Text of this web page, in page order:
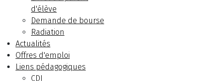
d'élève
Demande de bourse
Radiation
Actualités
Offres d'emploi
Liens pédagogiques
CDI